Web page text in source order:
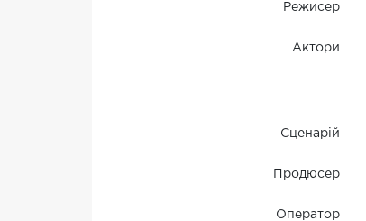
Режисер
Актори
Сценарій
Продюсер
Оператор